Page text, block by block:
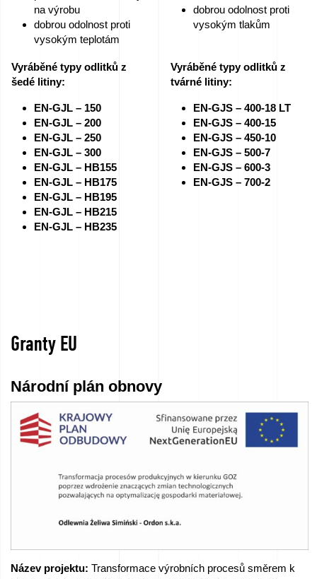
na výrobu
dobrou odolnost proti
vysokým teplotám
dobrou odolnost proti
vysokým tlakům
Vyráběné typy odlitků z
šedé litiny:
EN-GJL – 150
EN-GJL – 200
EN-GJL – 250
EN-GJL – 300
EN-GJL – HB155
EN-GJL – HB175
EN-GJL – HB195
EN-GJL – HB215
EN-GJL – HB235
Vyráběné typy odlitků z
tvárné litiny:
EN-GJS – 400-18 LT
EN-GJS – 400-15
EN-GJS – 450-10
EN-GJS – 500-7
EN-GJS – 600-3
EN-GJS – 700-2
Granty EU
Národní plán obnovy
Název projektu: Transformace výrobních procesů směrem k